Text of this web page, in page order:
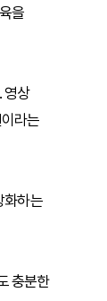
을
영상
라는
화하는
충분한